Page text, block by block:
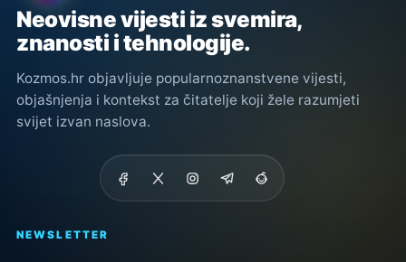
Neovisne vijesti iz svemira,
znanosti i tehnologije.
Kozmos.hr objavljuje popularnoznanstvene vijesti,
objašnjenja i kontekst za čitatelje koji žele razumjeti
svijet izvan naslova.
NEWSLETTER